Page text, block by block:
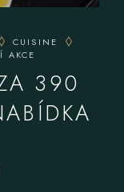
CUISINE
AKCE
390